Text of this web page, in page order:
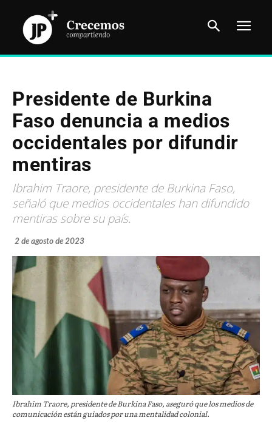
Presidente de Burkina
Faso denuncia a medios
occidentales por difundir
mentiras
Ibrahim Traore, presidente de Burkina Faso,
señaló que medios occidentales han difundido
mentiras sobre su país.
2 de agosto de 2023
Ibrahim Traore, presidente de Burkina Faso, aseguró que los medios de
comunicación están guiados por una mentalidad colonial.